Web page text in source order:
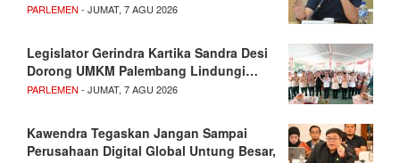
PARLEMEN - JUMAT, 7 AGU 2026
Legislator Gerindra Kartika Sandra Desi
Dorong UMKM Palembang Lindungi…
PARLEMEN - JUMAT, 7 AGU 2026
Kawendra Tegaskan Jangan Sampai
Perusahaan Digital Global Untung Besar,